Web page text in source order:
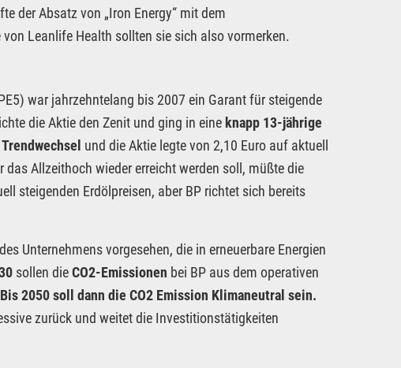
der Absatz von „Iron Energy“ mit dem
Leanlife Health sollten sie sich also vormerken.
war jahrzehntelang bis 2007 ein Garant für steigende
die Aktie den Zenit und ging in eine knapp 13-jährige
und die Aktie legte von 2,10 Euro auf aktuell
das Allzeithoch wieder erreicht werden soll, müßte die
steigenden Erdölpreisen, aber BP richtet sich bereits
Unternehmens vorgesehen, die in erneuerbare Energien
sollen dieCO2-Emissionen bei BP aus dem operativen
Bis 2050 soll dann die CO2 Emission Klimaneutral sein.
zurück und weitet die Investitionstätigkeiten